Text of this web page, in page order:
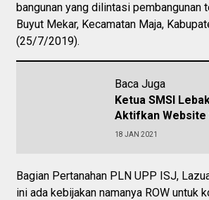
bangunan yang dilintasi
Buyut Mekar, Kecamatan Maja,
(25/7/2019).
Baca Juga
Ketua SMSI
Aktifkan Website
18 JAN 2021
Bagian Pertanahan PLN UPP ISJ,
ini ada kebijakan namanya ROW untuk